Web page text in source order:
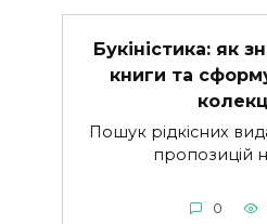
Букіністика: як
книги та
Пошук рідкісних
пропозицій
0